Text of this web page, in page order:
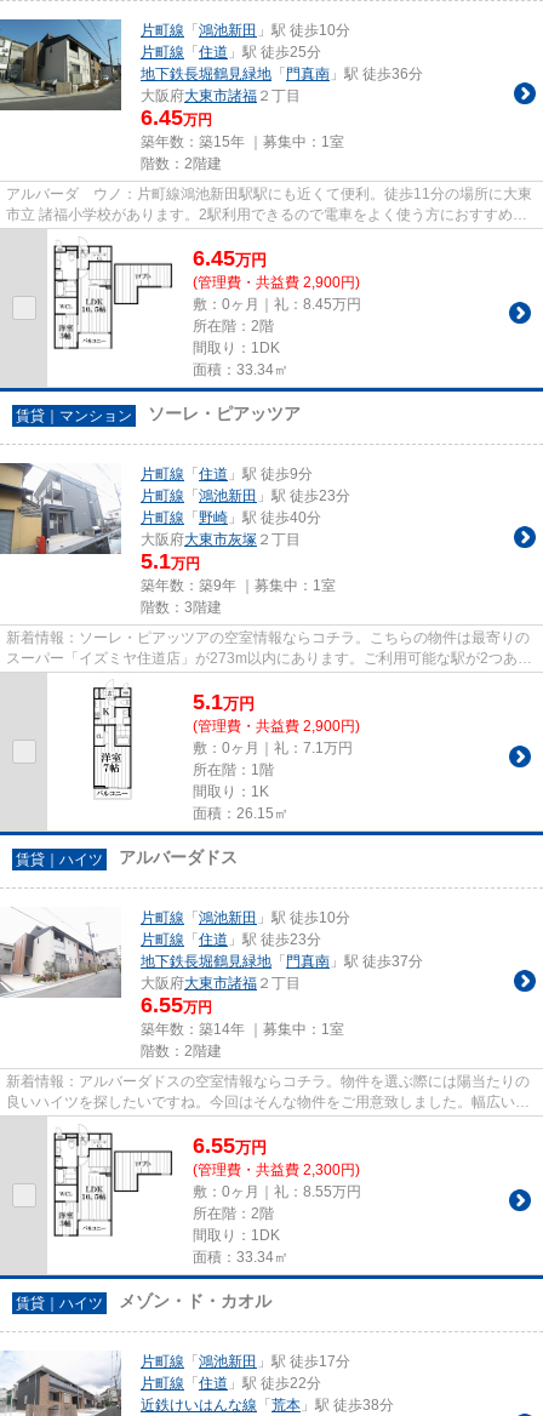
片町線 「 鴻池新田 」駅 徒歩10分
片町線 「 住道 」駅 徒歩25分
地下鉄長堀鶴見緑地 「 門真南 」駅 徒歩36分
大阪府大東市諸福 ２丁目
6.45万円
築年数：築15年 ｜募集中： 1室
階数：2階建
アルバーダ ウノ：片町線鴻池新田駅駅にも近くて便利。徒歩11分の場所に大東
市立 諸福小学校があります。2駅利用できるので電車をよく使う方におすすめな
物件です。駅徒歩10分に駅が...
6.45万円
(管理費・共益費 2,900円)
敷：0ヶ月｜礼：8.45万円
所在階：2階
間取り：1DK
面積：33.34㎡
賃貸｜マンション ソーレ・ピアッツア
片町線 「 住道 」駅 徒歩9分
片町線 「 鴻池新田 」駅 徒歩23分
片町線 「 野崎 」駅 徒歩40分
大阪府大東市灰塚 ２丁目
5.1万円
築年数：築9年 ｜募集中： 1室
階数：3階建
新着情報：ソーレ・ピアッツアの空室情報ならコチラ。こちらの物件は最寄りの
スーパー「イズミヤ住道店」が273m以内にあります。ご利用可能な駅が2つあ
り、行き先に応じて乗車駅の使い...
5.1万円
(管理費・共益費 2,900円)
敷：0ヶ月｜礼：7.1万円
所在階：1階
間取り：1K
面積：26.15㎡
賃貸｜ハイツ アルバーダドス
片町線 「 鴻池新田 」駅 徒歩10分
片町線 「 住道 」駅 徒歩23分
地下鉄長堀鶴見緑地 「 門真南 」駅 徒歩37分
大阪府大東市諸福 ２丁目
6.55万円
築年数：築14年 ｜募集中： 1室
階数：2階建
新着情報：アルバーダドスの空室情報ならコチラ。物件を選ぶ際には陽当たりの
良いハイツを探したいですね。今回はそんな物件をご用意致しました。幅広い層
に好評な、駅から徒歩10分に...
6.55万円
(管理費・共益費 2,300円)
敷：0ヶ月｜礼：8.55万円
所在階：2階
間取り：1DK
面積：33.34㎡
賃貸｜ハイツ メゾン・ド・カオル
片町線 「 鴻池新田 」駅 徒歩17分
片町線 「 住道 」駅 徒歩22分
近鉄けいはんな線 「 荒本 」駅 徒歩38分